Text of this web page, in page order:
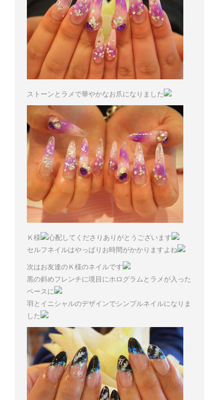
ストーンとラメで華やかなお爪になりました
Ｋ様
心配してくださりありがとうございます
セルフネイルはやっぱりお時間がかかりますよね
次はお友達のＫ様のネイルです
黒の斜めフレンチに境目にホログラムとラメが入った
ベースに
羽とイニシャルのデザインでシンプルネイルになりま
した